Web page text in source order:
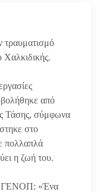
τραυματισμό
από
Τάσης, σύμφωνα
στο
πολλαπλά
η ζωή του.
ΓΕΝΟΠ: «Ένα